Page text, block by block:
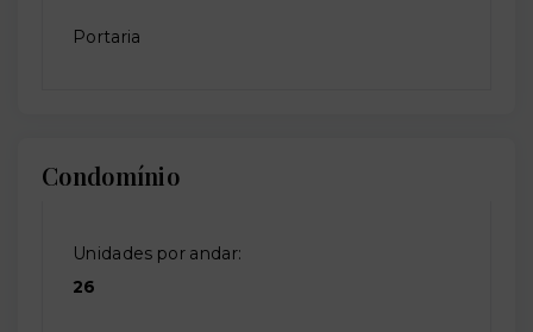
Portaria
Condomínio
Unidades por andar:
26